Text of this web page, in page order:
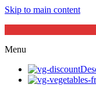
Skip to main content
Menu